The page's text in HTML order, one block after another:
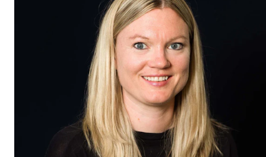
Studentutvalet SUT (student.nmh.no)